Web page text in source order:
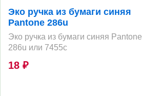
Эко ручка из бумаги синяя
Pantone 286u
Эко ручка из бумаги синяя Pantone
286u или 7455с
18 ₽